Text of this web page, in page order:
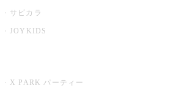
サビカラ
JOYKIDS
X PARK パーティー